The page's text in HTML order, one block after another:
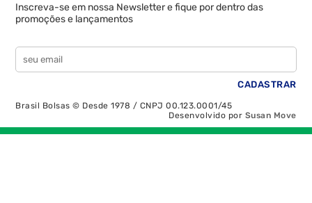
Inscreva-se em nossa Newsletter e fique por dentro das
promoções e lançamentos
Brasil Bolsas © Desde 1978 / CNPJ 00.123.0001/45
Desenvolvido por Susan Move